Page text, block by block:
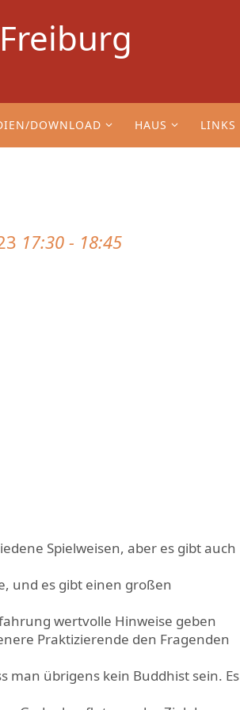
DOWNLOAD HAUS LINKS
17:30 - 18:45
Spielweisen, aber es gibt auch
und es gibt einen großen
wertvolle Hinweise geben
Praktizierende den Fragenden
man übrigens kein Buddhist sein. Es